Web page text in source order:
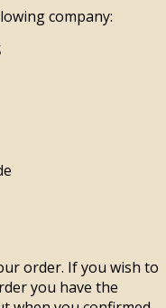
company:
order. If you wish to
you have the